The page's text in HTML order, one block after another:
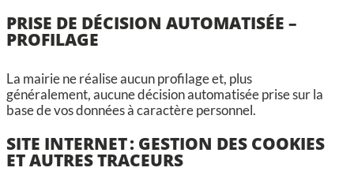
PRISE DE DÉCISION AUTOMATISÉE –
PROFILAGE
La mairie ne réalise aucun profilage et, plus
généralement, aucune décision automatisée prise sur la
base de vos données à caractère personnel.
SITE INTERNET : GESTION DES COOKIES
ET AUTRES TRACEURS